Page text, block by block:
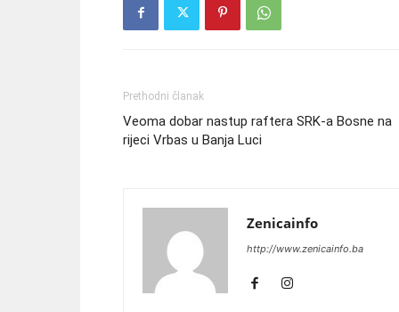
Prethodni članak
Veoma dobar nastup raftera SRK-a Bosne na
rijeci Vrbas u Banja Luci
Zenicainfo
http://www.zenicainfo.ba